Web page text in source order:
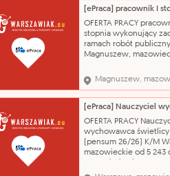
czystości (sprzątaczka)
Orzeczenie o stopniu
niepełnosprawności.
SPÓŁKA Z OGR
OFERTA PRACY
stopnia wykonujący
ramach robót
Magnuszew,
czas określony
pracownik I stopnia
wykonujący zadania w
robót publicznych
wykształcenie - brak
niepełne
Robotnik gospodar
Magnuszew,
OFERTA PRACY
wychowawca świetlicy
(pensum 26/26) K/M
mazowieckie od 5 243
dodatek za wysługę